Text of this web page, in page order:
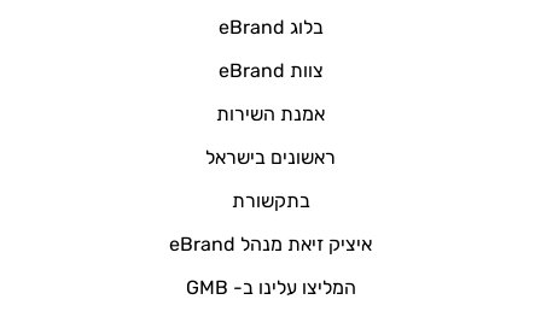
בלוג eBrand
צוות eBrand
אמנת השירות
ראשונים בישראל
בתקשורת
איציק זיאת מנהל eBrand
המליצו עלינו ב- GMB